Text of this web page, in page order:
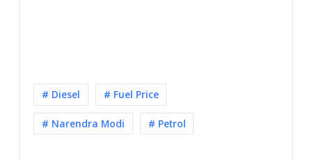
# Diesel # Fuel Price
# Narendra Modi # Petrol